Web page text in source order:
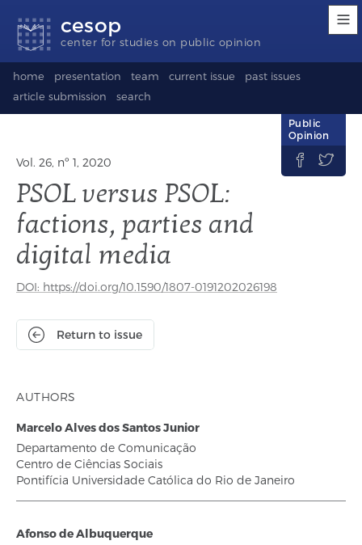
links
content
footer
selection
(Seletor
idioma)
cesop
center for studies on public opinion
home presentation team current issue
past issues
article submission
search
Vol. 26, nº 1, 2020
PSOL versus PSOL:
factions, parties and
digital media
DOI: https://doi.org/10.1590/1807-0191202026198
Return to issue
Public
Opinion
 
AUTHORS
Marcelo Alves dos Santos Junior
Departamento de Comunicação
Centro de Ciências Sociais
Pontifícia Universidade Católica do Rio de Janeiro
Afonso de Albuquerque